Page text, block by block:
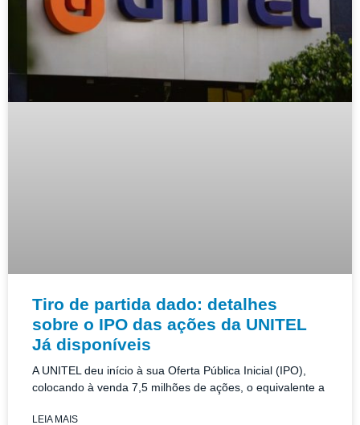
Tiro de partida dado: detalhes
sobre o IPO das ações da UNITEL
Já disponíveis
A UNITEL deu início à sua Oferta Pública Inicial (IPO),
colocando à venda 7,5 milhões de ações, o equivalente a
LEIA MAIS